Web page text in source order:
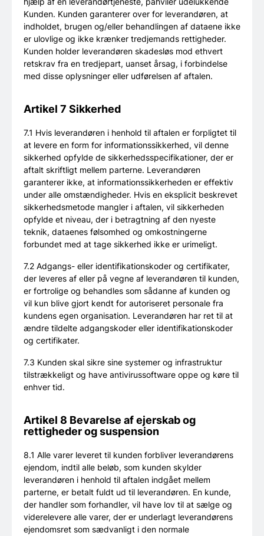
Kunden. Kunden garanterer over for leverandøren, at
indholdet, brugen og/eller behandlingen af dataene ikke
er ulovlige og ikke krænker tredjemands rettigheder.
Kunden holder leverandøren skadesløs mod ethvert
retskrav fra en tredjepart, uanset årsag, i forbindelse
med disse oplysninger eller udførelsen af aftalen.
Artikel 7 Sikkerhed
7.1 Hvis leverandøren i henhold til aftalen er forpligtet til
at levere en form for informationssikkerhed, vil denne
sikkerhed opfylde de sikkerhedsspecifikationer, der er
aftalt skriftligt mellem parterne. Leverandøren
garanterer ikke, at informationssikkerheden er effektiv
under alle omstændigheder. Hvis en eksplicit beskrevet
sikkerhedsmetode mangler i aftalen, vil sikkerheden
opfylde et niveau, der i betragtning af den nyeste
teknik, dataenes følsomhed og omkostningerne
forbundet med at tage sikkerhed ikke er urimeligt.
7.2 Adgangs- eller identifikationskoder og certifikater,
der leveres af eller på vegne af leverandøren til kunden,
er fortrolige og behandles som sådanne af kunden og
vil kun blive gjort kendt for autoriseret personale fra
kundens egen organisation. Leverandøren har ret til at
ændre tildelte adgangskoder eller identifikationskoder
og certifikater.
7.3 Kunden skal sikre sine systemer og infrastruktur
tilstrækkeligt og have antivirussoftware oppe og køre til
enhver tid.
Artikel 8 Bevarelse af ejerskab og
rettigheder og suspension
8.1 Alle varer leveret til kunden forbliver leverandørens
ejendom, indtil alle beløb, som kunden skylder
leverandøren i henhold til aftalen indgået mellem
parterne, er betalt fuldt ud til leverandøren. En kunde,
der handler som forhandler, vil have lov til at sælge og
viderelevere alle varer, der er underlagt leverandørens
ejendomsret som sædvanligt i den normale